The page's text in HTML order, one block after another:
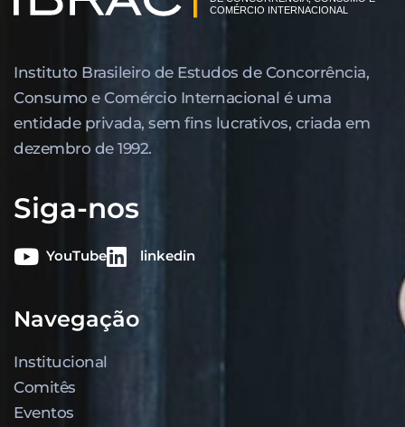
Instituto Brasileiro de Estudos de Concor­rência,
Consumo e Comércio Internacional é uma
entidade privada, sem fins lucrativos, criada em
dezembro de 1992.
Siga-nos
YouTube linkedin
Navegação
Institucional
Comitês
Eventos